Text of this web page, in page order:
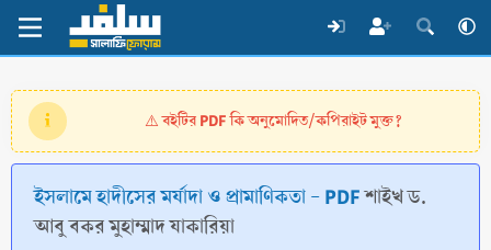
⚠️বইটির PDF কি অনুমোদিত/কপিরাইট মুক্ত?
ইসলামে হাদীসের মর্যাদা ও প্রামাণিকতা - PDFশাইখ ড.
আবু বকর মুহাম্মাদ যাকারিয়া